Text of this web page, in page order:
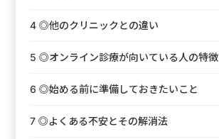
4 ◎他のクリニックとの違い
5 ◎オンライン診療が向いている人の特徴
6 ◎始める前に準備しておきたいこと
7 ◎よくある不安とその解消法